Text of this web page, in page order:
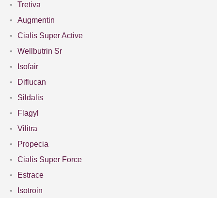
Tretiva
Augmentin
Cialis Super Active
Wellbutrin Sr
Isofair
Diflucan
Sildalis
Flagyl
Vilitra
Propecia
Cialis Super Force
Estrace
Isotroin